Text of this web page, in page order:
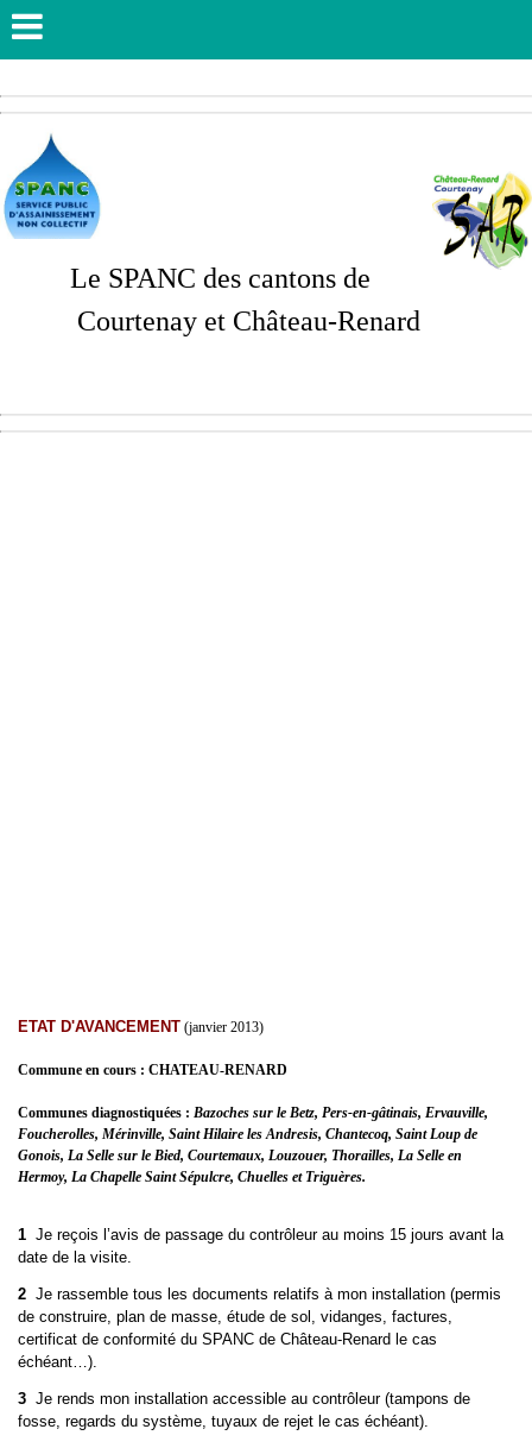
Le SPANC des cantons de
Courtenay et Château-Renard
ETAT D'AVANCEMENT (janvier 2013)
Commune en cours : CHATEAU-RENARD
Communes diagnostiquées : Bazoches sur le Betz, Pers-en-gâtinais, Ervauville,
Foucherolles, Mérinville, Saint Hilaire les Andresis, Chantecoq, Saint Loup de
Gonois, La Selle sur le Bied, Courtemaux, Louzouer, Thorailles, La Selle en
Hermoy, La Chapelle Saint Sépulcre, Chuelles et Triguères.
1 Je reçois l’avis de passage du contrôleur au moins 15 jours avant la
date de la visite.
2 Je rassemble tous les documents relatifs à mon installation (permis
de construire, plan de masse, étude de sol, vidanges, factures,
certificat de conformité du SPANC de Château-Renard le cas
échéant…).
3 Je rends mon installation accessible au contrôleur (tampons de
fosse, regards du système, tuyaux de rejet le cas échéant).